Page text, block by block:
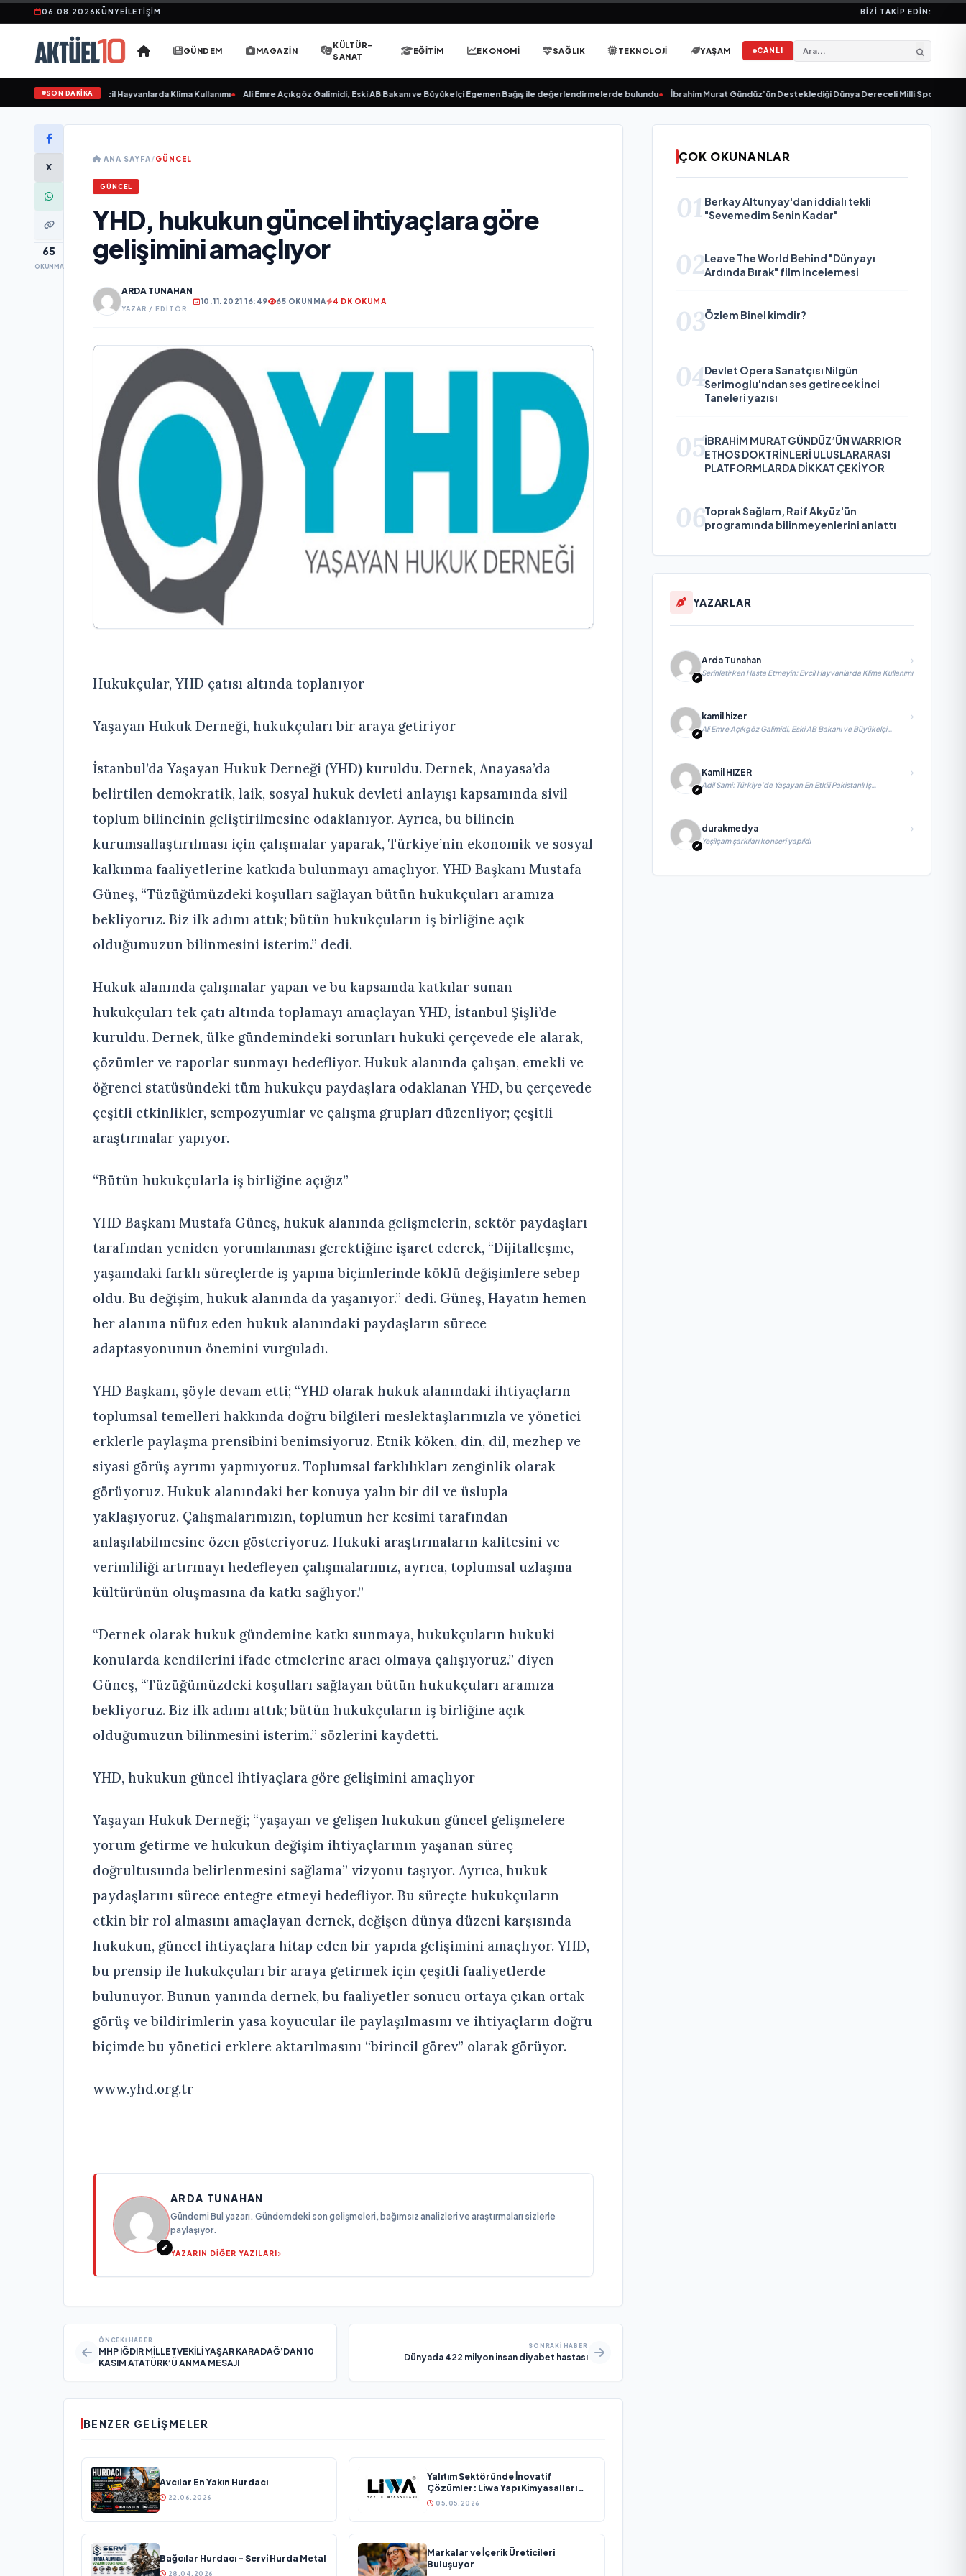
06.08.2026KÜNYEİLETIŞIM BIZI TAKIP EDIN:
GÜNDEM MAGAZIN
KÜLTÜR-
SANAT
EĞITIM EKONOMI SAĞLIK TEKNOLOJI YAŞAM CANLI
SON DAKİKA
Etmeyin: Evcil Hayvanlarda Klima Kullanımı• Ali Emre Açıkgöz Galimidi, Eski AB Bakanı ve Büyükelçi Egemen Bağış ile değerlendirmelerde bulundu• İbrahim Murat Gündüz’ün Desteklediği Dünya Dereceli Milli Sporcu Melis
X
65
OKUNMA
ANA SAYFA/GÜNCEL
GÜNCEL
YHD, hukukun güncel ihtiyaçlara göre
gelişimini amaçlıyor
ARDA TUNAHAN
YAZAR / EDITÖR
10.11.2021 16:49 65 OKUNMA 4 DK OKUMA
Hukukçular, YHD çatısı altında toplanıyor
Yaşayan Hukuk Derneği, hukukçuları bir araya getiriyor
İstanbul’da Yaşayan Hukuk Derneği (YHD) kuruldu. Dernek, Anayasa’da
belirtilen demokratik, laik, sosyal hukuk devleti anlayışı kapsamında sivil
toplum bilincinin geliştirilmesine odaklanıyor. Ayrıca, bu bilincin
kurumsallaştırılması için çalışmalar yaparak, Türkiye’nin ekonomik ve sosyal
kalkınma faaliyetlerine katkıda bulunmayı amaçlıyor. YHD Başkanı Mustafa
Güneş, “Tüzüğümüzdeki koşulları sağlayan bütün hukukçuları aramıza
bekliyoruz. Biz ilk adımı attık; bütün hukukçuların iş birliğine açık
olduğumuzun bilinmesini isterim.” dedi.
Hukuk alanında çalışmalar yapan ve bu kapsamda katkılar sunan
hukukçuları tek çatı altında toplamayı amaçlayan YHD, İstanbul Şişli’de
kuruldu. Dernek, ülke gündemindeki sorunları hukuki çerçevede ele alarak,
çözümler ve raporlar sunmayı hedefliyor. Hukuk alanında çalışan, emekli ve
öğrenci statüsündeki tüm hukukçu paydaşlara odaklanan YHD, bu çerçevede
çeşitli etkinlikler, sempozyumlar ve çalışma grupları düzenliyor; çeşitli
araştırmalar yapıyor.
“Bütün hukukçularla iş birliğine açığız”
YHD Başkanı Mustafa Güneş, hukuk alanında gelişmelerin, sektör paydaşları
tarafından yeniden yorumlanması gerektiğine işaret ederek, “Dijitalleşme,
yaşamdaki farklı süreçlerde iş yapma biçimlerinde köklü değişimlere sebep
oldu. Bu değişim, hukuk alanında da yaşanıyor.” dedi. Güneş, Hayatın hemen
her alanına nüfuz eden hukuk alanındaki paydaşların sürece
adaptasyonunun önemini vurguladı.
YHD Başkanı, şöyle devam etti; “YHD olarak hukuk alanındaki ihtiyaçların
toplumsal temelleri hakkında doğru bilgileri meslektaşlarımızla ve yönetici
erklerle paylaşma prensibini benimsiyoruz. Etnik köken, din, dil, mezhep ve
siyasi görüş ayrımı yapmıyoruz. Toplumsal farklılıkları zenginlik olarak
görüyoruz. Hukuk alanındaki her konuya yalın bir dil ve üslupla
yaklaşıyoruz. Çalışmalarımızın, toplumun her kesimi tarafından
anlaşılabilmesine özen gösteriyoruz. Hukuki araştırmaların kalitesini ve
verimliliği artırmayı hedefleyen çalışmalarımız, ayrıca, toplumsal uzlaşma
kültürünün oluşmasına da katkı sağlıyor.”
“Dernek olarak hukuk gündemine katkı sunmaya, hukukçuların hukuki
konularda kendilerini ifade etmelerine aracı olmaya çalışıyoruz.” diyen
Güneş, “Tüzüğümüzdeki koşulları sağlayan bütün hukukçuları aramıza
bekliyoruz. Biz ilk adımı attık; bütün hukukçuların iş birliğine açık
olduğumuzun bilinmesini isterim.” sözlerini kaydetti.
YHD, hukukun güncel ihtiyaçlara göre gelişimini amaçlıyor
Yaşayan Hukuk Derneği; “yaşayan ve gelişen hukukun güncel gelişmelere
yorum getirme ve hukukun değişim ihtiyaçlarının yaşanan süreç
doğrultusunda belirlenmesini sağlama” vizyonu taşıyor. Ayrıca, hukuk
paydaşlarını sürece entegre etmeyi hedefliyor. Bu süreçte hukukçuların
etkin bir rol almasını amaçlayan dernek, değişen dünya düzeni karşısında
hukukun, güncel ihtiyaçlara hitap eden bir yapıda gelişimini amaçlıyor. YHD,
bu prensip ile hukukçuları bir araya getirmek için çeşitli faaliyetlerde
bulunuyor. Bunun yanında dernek, bu faaliyetler sonucu ortaya çıkan ortak
görüş ve bildirimlerin yasa koyucular ile paylaşılmasını ve ihtiyaçların doğru
biçimde bu yönetici erklere aktarılmasını “birincil görev” olarak görüyor.
www.yhd.org.tr
ARDA TUNAHAN
Gündemi Bul yazarı. Gündemdeki son gelişmeleri, bağımsız analizleri ve araştırmaları sizlerle
paylaşıyor.
YAZARIN DİĞER YAZILARI
ÖNCEKI HABER
MHP IĞDIR MİLLETVEKİLİ YAŞAR KARADAĞ’DAN 10
KASIM ATATÜRK’Ü ANMA MESAJI
SONRAKI HABER
Dünyada 422 milyon insan diyabet hastası
BENZER GELIŞMELER
Avcılar En Yakın Hurdacı
22.06.2026
Yalıtım Sektöründe İnovatif
Çözümler: Liwa Yapı Kimyasalları
Sektöründe Büyümesini Sürdürüyor
05.05.2026
Bağcılar Hurdacı – Servi Hurda Metal
28.04.2026
Markalar ve İçerik Üreticileri
Buluşuyor
ÇOK OKUNANLAR
01 Berkay Altunyay'dan iddialı tekli
"Sevemedim Senin Kadar"
02Leave The World Behind "Dünyayı
Ardında Bırak" film incelemesi
03Özlem Binel kimdir?
04Devlet Opera Sanatçısı Nilgün
Serimoglu'ndan ses getirecek İnci
Taneleri yazısı
05İBRAHİM MURAT GÜNDÜZ’ÜN WARRIOR
ETHOS DOKTRİNLERİ ULUSLARARASI
PLATFORMLARDA DİKKAT ÇEKİYOR
06Toprak Sağlam, Raif Akyüz'ün
programında bilinmeyenlerini anlattı
YAZARLAR
Arda Tunahan
Serinletirken Hasta Etmeyin: Evcil Hayvanlarda Klima Kullanımı
kamil hizer
Ali Emre Açıkgöz Galimidi, Eski AB Bakanı ve Büyükelçi
Egemen Bağış ile değerlendirmelerde bulundu
Kamil HIZER
Adil Sami: Türkiye’de Yaşayan En Etkili Pakistanlı İş
İnsanlarından Biri, Yatırım ve Ekonomik Diplomasiyi
durakmedya
Yeşilçam şarkıları konseri yapıldı